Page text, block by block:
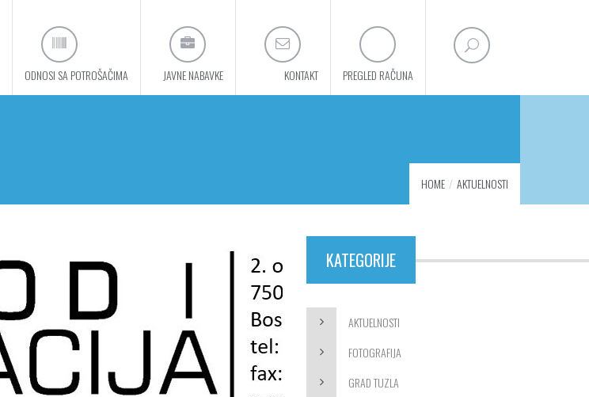
ODNOSI SA POTROŠAČIMA JAVNE NABAVKE KONTAKT PREGLED RAČUNA
HOME AKTUELNOSTI
KATEGORIJE
AKTUELNOSTI
FOTOGRAFIJA
GRAD TUZLA